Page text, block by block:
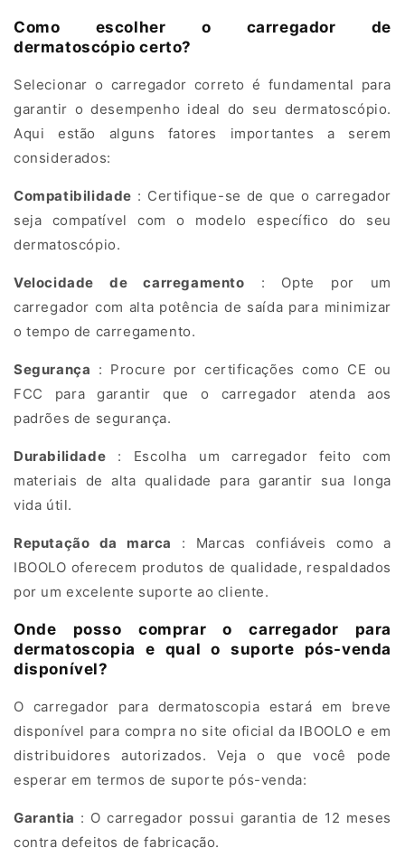
o
s
c
p
C
h
a
r
e
r
i
E
s
s
e
n
t
a
l
i
D
e
m
a
t
o
o
Como escolher o carregador de
dermatoscópio certo?
Selecionar o carregador correto é fundamental para
garantir o desempenho ideal do seu dermatoscópio.
Aqui estão alguns fatores importantes a serem
considerados:
Compatibilidade : Certifique-se de que o carregador
seja compatível com o modelo específico do seu
dermatoscópio.
Velocidade de carregamento : Opte por um
carregador com alta potência de saída para minimizar
o tempo de carregamento.
Segurança : Procure por certificações como CE ou
FCC para garantir que o carregador atenda aos
padrões de segurança.
Durabilidade : Escolha um carregador feito com
materiais de alta qualidade para garantir sua longa
vida útil.
Reputação da marca
: Marcas confiáveis ​​como a
IBOOLO oferecem produtos de qualidade, respaldados
por um excelente suporte ao cliente.
Onde posso comprar o carregador para
dermatoscopia e qual o suporte pós-venda
disponível?
O carregador para dermatoscopia estará em breve
disponível para compra no site oficial da IBOOLO e em
distribuidores autorizados. Veja o que você pode
esperar em termos de suporte pós-venda:
Garantia : O carregador possui garantia de 12 meses
contra defeitos de fabricação.